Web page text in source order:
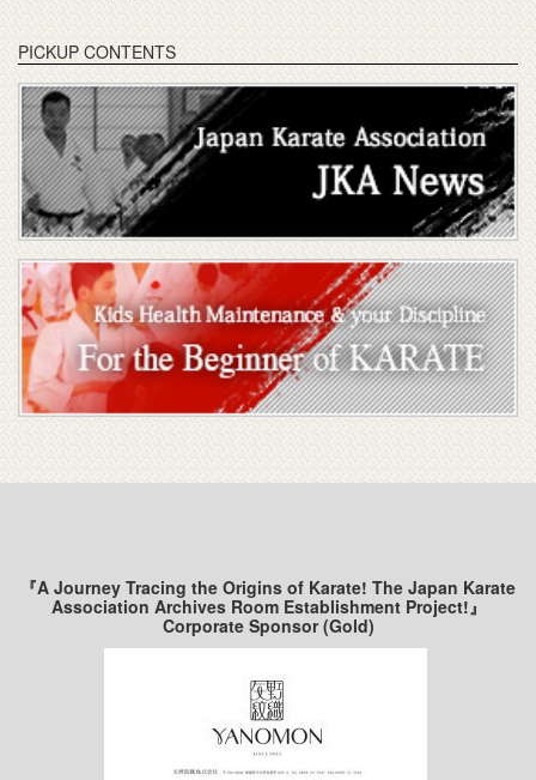
PICKUP CONTENTS
『A Journey Tracing the Origins of Karate! The Japan Karate
Association Archives Room Establishment Project!』
Corporate Sponsor (Gold)